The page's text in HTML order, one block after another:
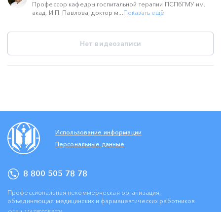
Профессор кафедры госпитальной терапии ПСПбГМУ им.
акад. И.П. Павлова, доктор м...Показать ещё
Нет видеозаписи
Использование информации
Персональные данные
8 800 505 78 78
Профессиональная некоммерческая организация,
объединяющая медицинских и фармацевтических работников